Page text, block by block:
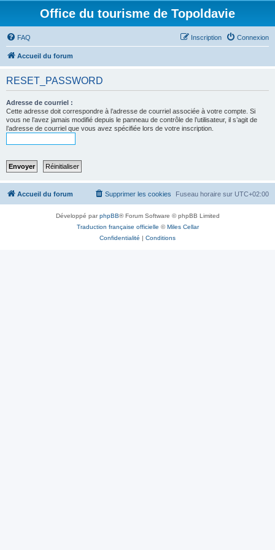
Office du tourisme de Topoldavie
FAQ Connexion
Inscription
Accueil du forum
RESET_PASSWORD
Adresse de courriel :
Cette adresse doit correspondre à l’adresse de courriel associée à votre compte. Si
vous ne l’avez jamais modifié depuis le panneau de contrôle de l’utilisateur, il s’agit de
l’adresse de courriel que vous avez spécifiée lors de votre inscription.
Accueil du forum Fuseau horaire sur UTC+02:00
Supprimer les cookies
Développé parphpBB® Forum Software © phpBB Limited
Traduction française officielle ©Miles Cellar
Confidentialité | Conditions